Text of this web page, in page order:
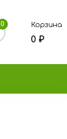
0 Корзина
0 ₽